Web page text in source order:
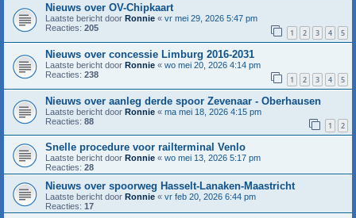
Nieuws over OV-Chipkaart
Laatste bericht door Ronnie « vr mei 29, 2026 5:47 pm
Reacties: 205 1 2 3 4 5
Nieuws over concessie Limburg 2016-2031
Laatste bericht door Ronnie « wo mei 20, 2026 4:14 pm
Reacties: 238 1 2 3 4 5
Nieuws over aanleg derde spoor Zevenaar - Oberhausen
Laatste bericht door Ronnie « ma mei 18, 2026 4:15 pm
Reacties: 88 1 2
Snelle procedure voor railterminal Venlo
Laatste bericht door Ronnie « wo mei 13, 2026 5:17 pm
Reacties: 28
Nieuws over spoorweg Hasselt-Lanaken-Maastricht
Laatste bericht door Ronnie « vr feb 20, 2026 6:44 pm
Reacties: 17